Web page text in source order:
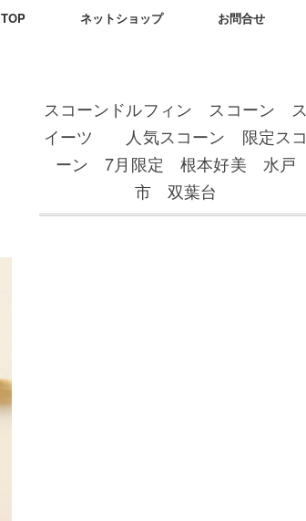
TOP ネットショップ お問合せ
スコーンドルフィン スコーン ス
イーツ 人気スコーン 限定スコ
ーン 7月限定 根本好美 水戸
市 双葉台